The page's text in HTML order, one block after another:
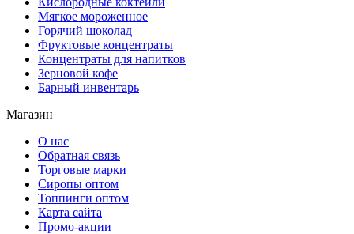
Мягкое мороженное
Горячий шоколад
Фруктовые концентраты
Концентраты для напитков
Зерновой кофе
Барный инвентарь
Магазин
О нас
Обратная связь
Торговые марки
Сиропы оптом
Топпинги оптом
Карта сайта
Промо-акции